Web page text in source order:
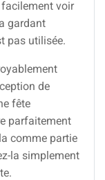
voir
gardant
pas utilisée.
de
fête
parfaitement
comme partie
la simplement